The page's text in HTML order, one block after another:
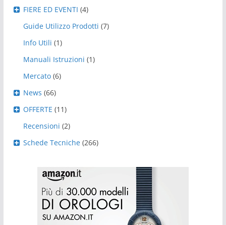
FIERE ED EVENTI (4)
Guide Utilizzo Prodotti (7)
Info Utili (1)
Manuali Istruzioni (1)
Mercato (6)
News (66)
OFFERTE (11)
Recensioni (2)
Schede Tecniche (266)